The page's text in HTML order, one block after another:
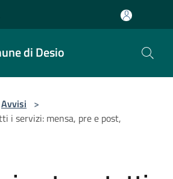
di Desio
Avvisi >
i servizi: mensa, pre e post,